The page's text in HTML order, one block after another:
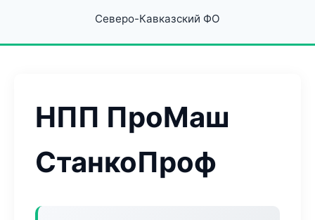
Северо-Кавказский ФО
НПП ПроМаш
СтанкоПроф